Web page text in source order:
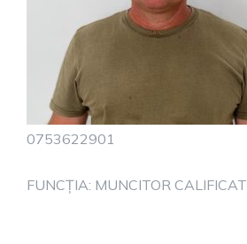
0753622901
FUNCȚIA: MUNCITOR CALIFICAT